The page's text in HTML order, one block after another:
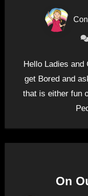
Hello Ladies and
get Bored and
that is either fun
On